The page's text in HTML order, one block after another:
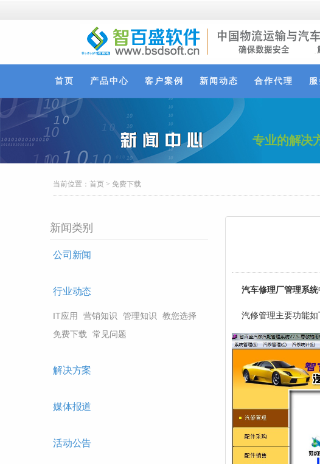
首页 产品中心 客户案例 新闻动态 合作代理
专业的解决
当前位置： 首页 > 免费下载
新闻类别
公司新闻
行业动态
IT应用 营销知识 管理知识
教您选择
免费下载
常见问题
解决方案
媒体报道
活动公告
汽车修理厂管理系统
汽修管理主要功能如